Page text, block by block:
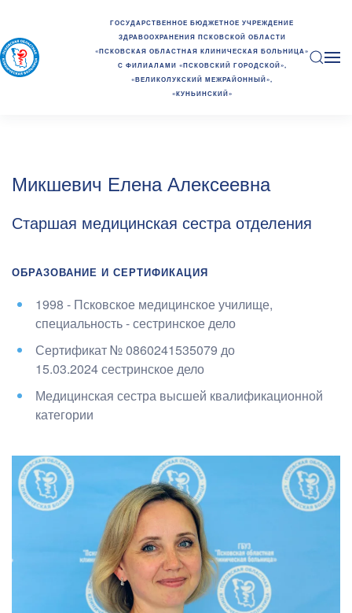
ГОСУДАРСТВЕННОЕ БЮДЖЕТНОЕ УЧРЕЖДЕНИЕ
ЗДРАВООХРАНЕНИЯ ПСКОВСКОЙ ОБЛАСТИ
«ПСКОВСКАЯ ОБЛАСТНАЯ КЛИНИЧЕСКАЯ БОЛЬНИЦА»
С ФИЛИАЛАМИ «ПСКОВСКИЙ ГОРОДСКОЙ»,
«ВЕЛИКОЛУКСКИЙ МЕЖРАЙОННЫЙ»,
«КУНЬИНСКИЙ»
Микшевич Елена Алексеевна
Старшая медицинская сестра отделения
ОБРАЗОВАНИЕ И СЕРТИФИКАЦИЯ
1998 - Псковское медицинское училище,
специальность - сестринское дело
Сертификат №0860241535079 до
15.03.2024сестринское дело
Медицинская сестра высшей квалификационной
категории